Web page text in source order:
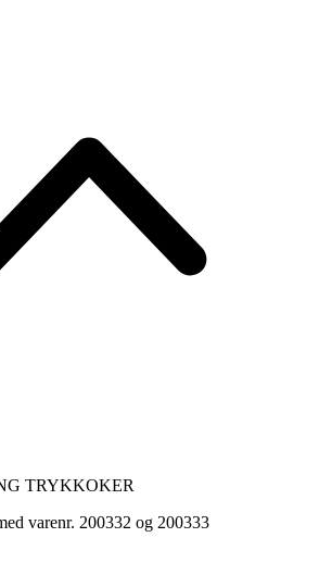
TRYKKOKER
varenr. 200332 og 200333